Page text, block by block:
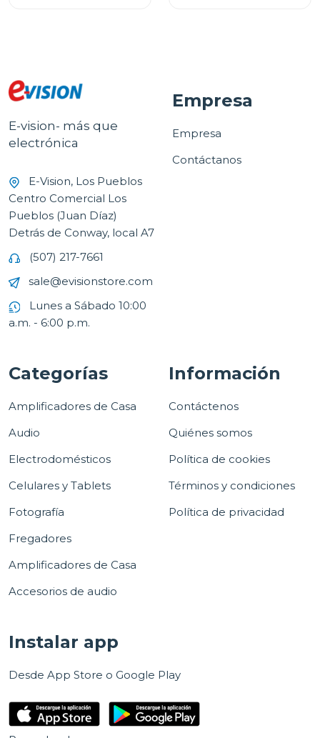
E-vision- más que
electrónica
E-Vision, Los Pueblos
Centro Comercial Los
Pueblos (Juan Díaz)
Detrás de Conway, local A7
(507) 217-7661
sale@evisionstore.com
Lunes a Sábado 10:00
a.m. - 6:00 p.m.
Empresa
Empresa
Contáctanos
Categorías
Amplificadores de Casa
Audio
Electrodomésticos
Celulares y Tablets
Fotografía
Fregadores
Amplificadores de Casa
Accesorios de audio
Información
Contáctenos
Quiénes somos
Política de cookies
Términos y condiciones
Política de privacidad
Instalar app
Desde App Store o Google Play